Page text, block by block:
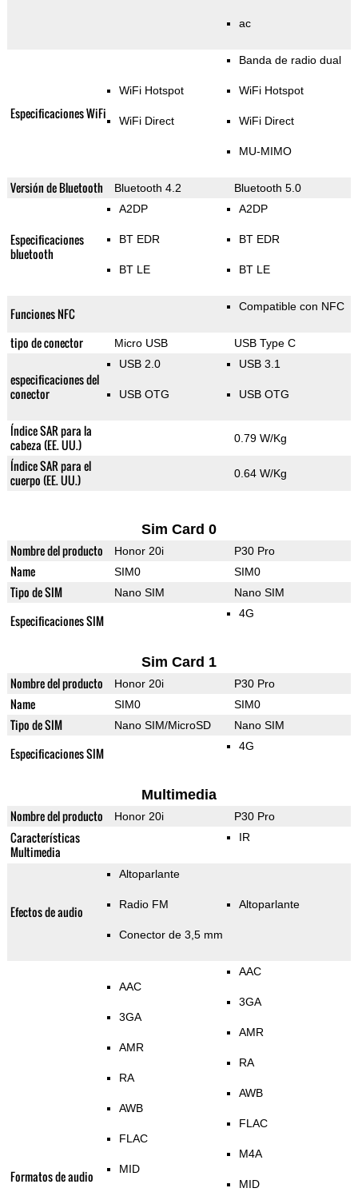
ac
Especificaciones WiFi
WiFi Hotspot
WiFi Direct
Banda de radio dual
WiFi Hotspot
WiFi Direct
MU-MIMO
Versión de Bluetooth Bluetooth 4.2 Bluetooth 5.0
Especificaciones
bluetooth
A2DP
BT EDR
BT LE
A2DP
BT EDR
BT LE
Funciones NFC Compatible con NFC
tipo de conector Micro USB USB Type C
especificaciones del
conector
USB 2.0
USB OTG
USB 3.1
USB OTG
Índice SAR para la
cabeza (EE. UU.)
0.79 W/Kg
Índice SAR para el
cuerpo (EE. UU.)
0.64 W/Kg
Sim Card 0
Nombre del producto Honor 20i P30 Pro
Name SIM0 SIM0
Tipo de SIM Nano SIM Nano SIM
Especificaciones SIM 4G
Sim Card 1
Nombre del producto Honor 20i P30 Pro
Name SIM0 SIM0
Tipo de SIM Nano SIM/MicroSD Nano SIM
Especificaciones SIM 4G
Multimedia
Nombre del producto Honor 20i P30 Pro
Características
Multimedia
IR
Efectos de audio
Altoparlante
Radio FM
Conector de 3,5 mm
Altoparlante
Formatos de audio
AAC
3GA
AMR
RA
AWB
FLAC
MID
AAC
3GA
AMR
RA
AWB
FLAC
M4A
MID